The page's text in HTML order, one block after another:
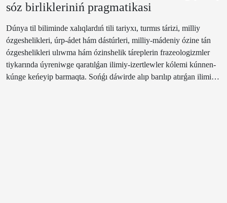
sóz birlikleriniń pragmatikasi
Dúnya til biliminde xalıqlardıń tili tariyxı, turmıs tárizi, milliy
ózgeshelikleri, úrp-ádet hám dástúrleri, milliy-mádeniy ózine tán
ózgeshelikleri ulıwma hám ózinshelik táreplerin frazeologizmler
tiykarında úyreniwge qaratılǵan ilimiy-izertlewler kólemi kúnnen-
kúnge keńeyip barmaqta. Sońǵı dáwirde alıp barılıp atırǵan ilimiy